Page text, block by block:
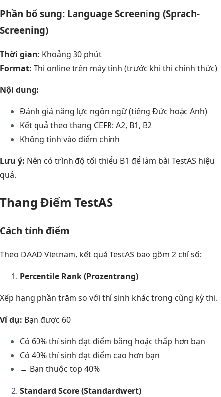
Phần bổ sung: Language Screening (Sprach-
Screening)
Thời gian: Khoảng 30 phút
Format: Thi online trên máy tính (trước khi thi chính thức)
Nội dung:
Đánh giá năng lực ngôn ngữ (tiếng Đức hoặc Anh)
Kết quả theo thang CEFR: A2, B1, B2
Không tính vào điểm chính
Lưu ý: Nên có trình độ tối thiểu B1 để làm bài TestAS hiệu
quả.
Thang Điểm TestAS
Cách tính điểm
Theo DAAD Vietnam, kết quả TestAS bao gồm 2 chỉ số:
Percentile Rank (Prozentrang)
Xếp hạng phần trăm so với thí sinh khác trong cùng kỳ thi.
Ví dụ: Bạn được 60
Có 60% thí sinh đạt điểm bằng hoặc thấp hơn bạn
Có 40% thí sinh đạt điểm cao hơn bạn
→ Bạn thuộc top 40%
Standard Score (Standardwert)